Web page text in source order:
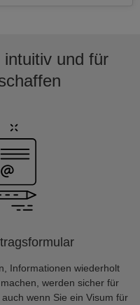
und für
Informationen wiederholt
werden sicher für
wenn Sie ein Visum für